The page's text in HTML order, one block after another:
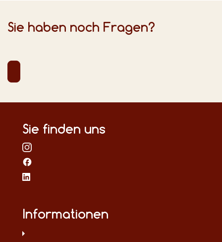
Sie haben noch Fragen?
Sie finden uns
Informationen